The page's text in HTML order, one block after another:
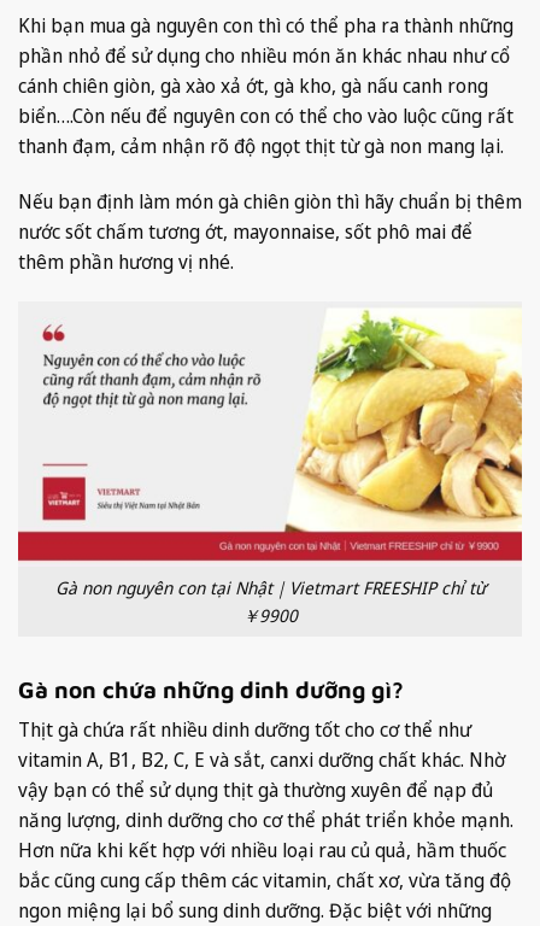
Khi bạn mua gà nguyên con thì có thể pha ra thành những
phần nhỏ để sử dụng cho nhiều món ăn khác nhau như cổ
cánh chiên giòn, gà xào xả ớt, gà kho, gà nấu canh rong
biển….Còn nếu để nguyên con có thể cho vào luộc cũng rất
thanh đạm, cảm nhận rõ độ ngọt thịt từ gà non mang lại.
Nếu bạn định làm món gà chiên giòn thì hãy chuẩn bị thêm
nước sốt chấm tương ớt, mayonnaise, sốt phô mai để
thêm phần hương vị nhé.
Gà non nguyên con tại Nhật｜Vietmart FREESHIP chỉ từ
￥9900
Gà non chứa những dinh dưỡng gì?
Thịt gà chứa rất nhiều dinh dưỡng tốt cho cơ thể như
vitamin A, B1, B2, C, E và sắt, canxi dưỡng chất khác. Nhờ
vậy bạn có thể sử dụng thịt gà thường xuyên để nạp đủ
năng lượng, dinh dưỡng cho cơ thể phát triển khỏe mạnh.
Hơn nữa khi kết hợp với nhiều loại rau củ quả, hầm thuốc
bắc cũng cung cấp thêm các vitamin, chất xơ, vừa tăng độ
ngon miệng lại bổ sung dinh dưỡng. Đặc biệt với những